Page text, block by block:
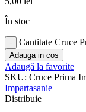
În stoc
Cantitate Cruce
Adauga in cos
Adaugă la favorite
SKU: Cruce Prima
Impartasanie
Distribuie